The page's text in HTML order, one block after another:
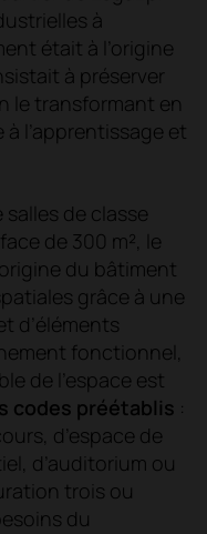
à
était à l’origine
à préserver
le transformant en
l’apprentissage et
salles de classe
de 300 m², le
du bâtiment
grâce à une
d’éléments
fonctionnel,
de l’espace est
codes préétablis :
d’espace de
d’auditorium ou
trois ou
du